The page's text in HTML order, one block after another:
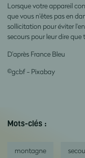
Lorsque votre appareil
que vous n'êtes pas en
sollicitation pour éviter
secours pour leur dire que
D’après France Bleu
©gcbf - Pixabay
Mots-clés :
montagne